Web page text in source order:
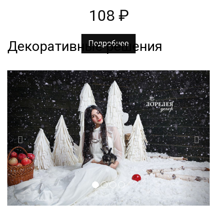
108 ₽
Подробнее
Декоративные решения